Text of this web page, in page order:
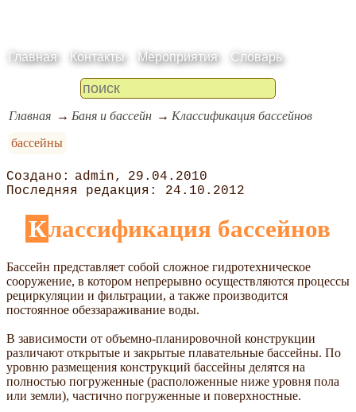
Главная Контакты Мероприятия Словарь
Главная Баня и бассейн
Классификация бассейнов
бассейны
admin
29.04.2010
24.10.2012
Классификация бассейнов
Бассейн представляет собой сложное гидротехническое
сооружение, в котором непрерывно осуществляются процессы
рециркуляции и фильтрации, а также производится
постоянное обеззараживание воды.
В зависимости от объемно-планировочной конструкции
различают открытые и закрытые плавательные бассейны. По
уровню размещения конструкций бассейны делятся на
полностью погруженные (расположенные ниже уровня пола
или земли), частично погруженные и поверхностные.